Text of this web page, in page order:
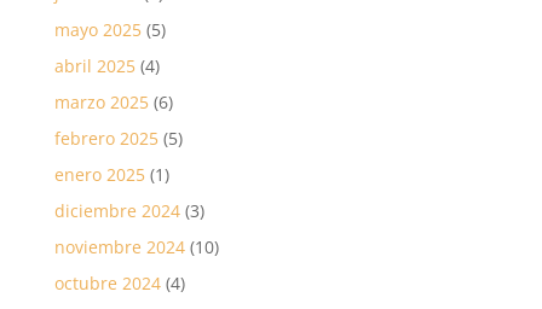
mayo 2025(5)
abril 2025(4)
marzo 2025(6)
febrero 2025(5)
enero 2025(1)
diciembre 2024(3)
noviembre 2024(10)
octubre 2024(4)